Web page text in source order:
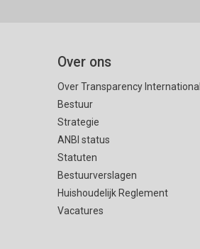
Over ons
Over Transparency International
Bestuur
Strategie
ANBI status
Statuten
Bestuurverslagen
Huishoudelijk Reglement
Vacatures